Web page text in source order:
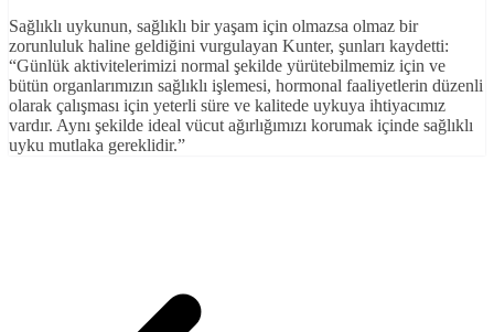
Sağlıklı uykunun, sağlıklı bir yaşam için olmazsa olmaz bir
zorunluluk haline geldiğini vurgulayan Kunter, şunları kaydetti:
“Günlük aktivitelerimizi normal şekilde yürütebilmemiz için ve
bütün organlarımızın sağlıklı işlemesi, hormonal faaliyetlerin düzenli
olarak çalışması için yeterli süre ve kalitede uykuya ihtiyacımız
vardır. Aynı şekilde ideal vücut ağırlığımızı korumak içinde sağlıklı
uyku mutlaka gereklidir.”